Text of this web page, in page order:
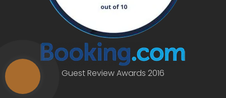
Guest Review Awards 2016